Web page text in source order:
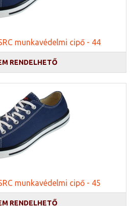
munkavédelmi cipő - 44
RENDELHETŐ
munkavédelmi cipő - 45
RENDELHETŐ